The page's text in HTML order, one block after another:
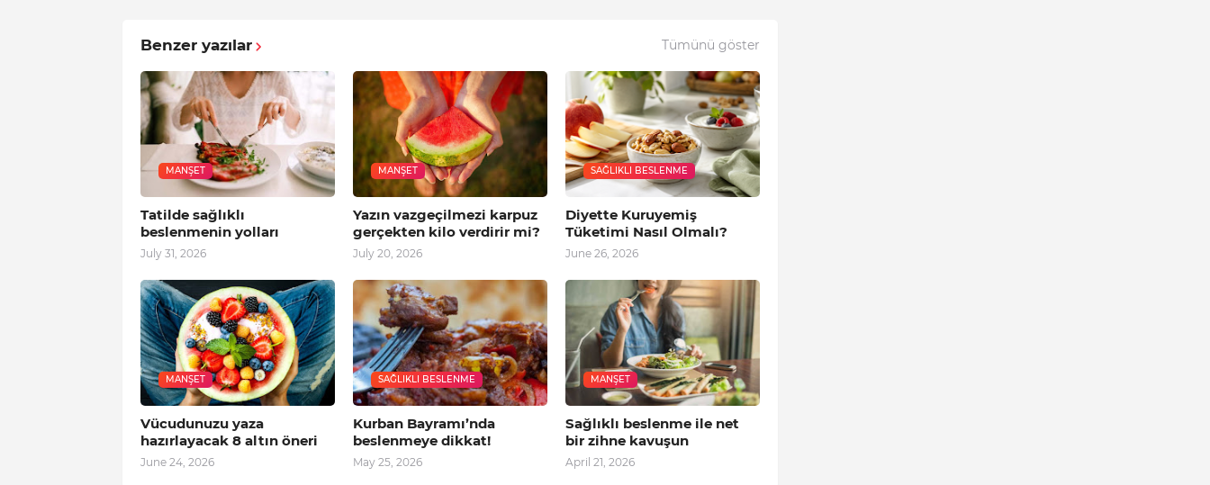
Benzer yazılar Tümünü göster
MANŞET
Tatilde sağlıklı
beslenmenin yolları
July 31, 2026
MANŞET
Yazın vazgeçilmezi karpuz
gerçekten kilo verdirir mi?
July 20, 2026
SAĞLIKLI BESLENME
Diyette Kuruyemiş
Tüketimi Nasıl Olmalı?
June 26, 2026
MANŞET
Vücudunuzu yaza
hazırlayacak 8 altın öneri
June 24, 2026
SAĞLIKLI BESLENME
Kurban Bayramı’nda
beslenmeye dikkat!
May 25, 2026
MANŞET
Sağlıklı beslenme ile net
bir zihne kavuşun
April 21, 2026